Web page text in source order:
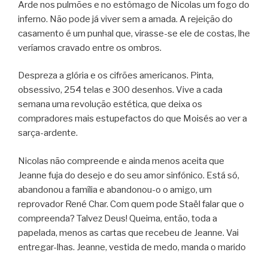
Arde nos pulmões e no estômago de Nicolas um fogo do
inferno. Não pode já viver sem a amada. A rejeição do
casamento é um punhal que, virasse-se ele de costas, lhe
veríamos cravado entre os ombros.
Despreza a glória e os cifrões americanos. Pinta,
obsessivo, 254 telas e 300 desenhos. Vive a cada
semana uma revolução estética, que deixa os
compradores mais estupefactos do que Moisés ao ver a
sarça-ardente.
Nicolas não compreende e ainda menos aceita que
Jeanne fuja do desejo e do seu amor sinfónico. Está só,
abandonou a família e abandonou-o o amigo, um
reprovador René Char. Com quem pode Staël falar que o
compreenda? Talvez Deus! Queima, então, toda a
papelada, menos as cartas que recebeu de Jeanne. Vai
entregar-lhas. Jeanne, vestida de medo, manda o marido